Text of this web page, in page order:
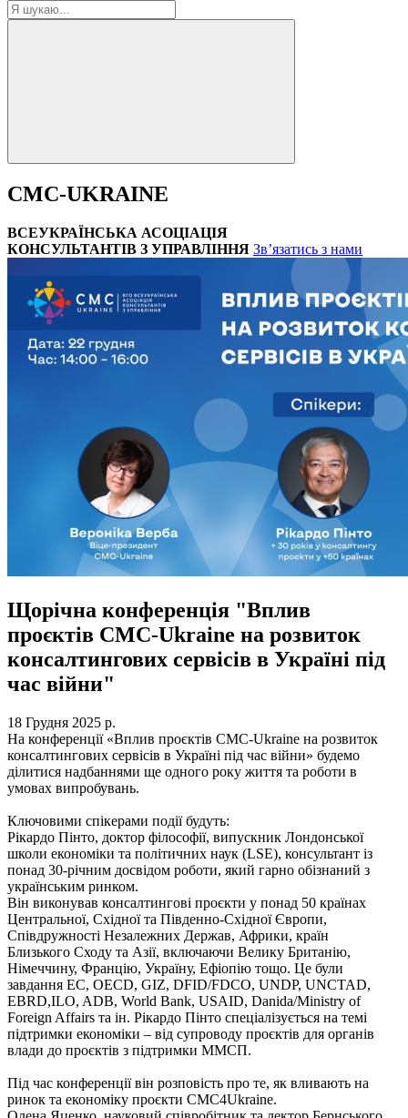
CMC-UKRAINE
ВСЕУКРАЇНСЬКА АСОЦІАЦІЯ
КОНСУЛЬТАНТІВ З УПРАВЛІННЯ Зв’язатись з нами
Щорічна конференція "Вплив
проєктів СМС-Ukraine на розвиток
консалтингових сервісів в Україні під
час війни"
18 Грудня 2025 р.
На конференції «Вплив проєктів СМС-Ukraine на розвиток
консалтингових сервісів в Україні під час війни» будемо
ділитися надбаннями ще одного року життя та роботи в
умовах випробувань.
Ключовими спікерами події будуть:
Рікардо Пінто, доктор філософії, випускник Лондонської
школи економіки та політичних наук (LSE), консультант із
понад 30-річним досвідом роботи, який гарно обізнаний з
українським ринком.
Він виконував консалтингові проєкти у понад 50 країнах
Центральної, Східної та Південно-Східної Європи,
Співдружності Незалежних Держав, Африки, країн
Близького Сходу та Азії, включаючи Велику Британію,
Німеччину, Францію, Україну, Ефіопію тощо. Це були
завдання EC, OECD, GIZ, DFID/FDCO, UNDP, UNCTAD,
EBRD,ILO, ADB, World Bank, USAID, Danida/Ministry of
Foreign Affairs та ін. Рікардо Пінто спеціалізується на темі
підтримки економіки – від супроводу проєктів для органів
влади до проєктів з підтримки ММСП.
Під час конференції він розповість про те, як вливають на
ринок та економіку проєкти СМС4Ukraine.